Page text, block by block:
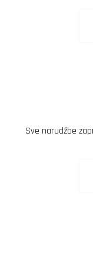
Sve narudžbe